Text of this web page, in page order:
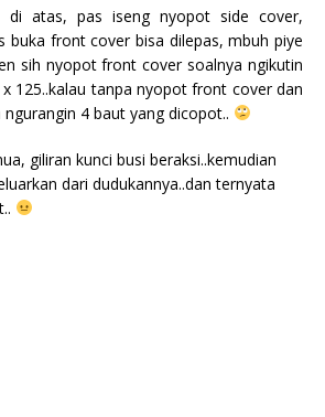
atas, pas iseng nyopot side cover,
buka front cover bisa dilepas, mbuh piye
sih nyopot front cover soalnya ngikutin
125..kalau tanpa nyopot front cover dan
4 baut yang dicopot..
giliran kunci busi beraksi..kemudian
dari dudukannya..dan ternyata